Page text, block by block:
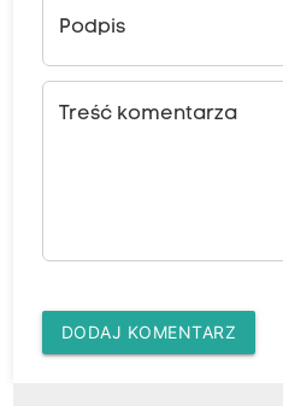
Podpis
Treść komentarza
DODAJ KOMENTARZ